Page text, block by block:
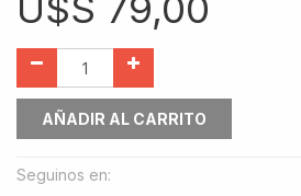
AÑADIR AL CARRITO
Seguinos en: